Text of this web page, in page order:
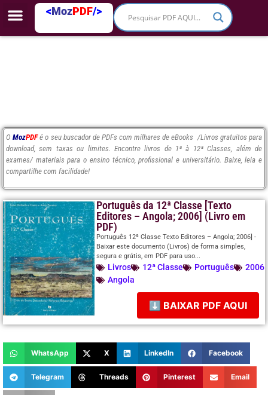
<MozPDF/>
OMozPDF é o seu buscador de PDFs com milhares de eBooks /Livros gratuitos para
download, sem taxas ou limites. Encontre livros de 1ª à 12ª Classes, além de
exames/ materiais para o ensino técnico, profissional e universitário. Baixe, leia e
compartilhe com facilidade!
Português da 12ª Classe [Texto
Editores – Angola; 2006] (Livro em
PDF)
Português 12ª Classe Texto Editores – Angola; 2006] -
Baixar este documento (Livros) de forma simples,
segura e grátis, em PDF para uso...
Livros 12ª Classe Português
2006
Angola
⬇ BAIXAR PDF AQUI
WhatsApp X LinkedIn Facebook
Telegram Threads Pinterest Email